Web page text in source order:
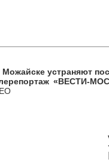
Можайске устраняют
«ВЕСТИ-